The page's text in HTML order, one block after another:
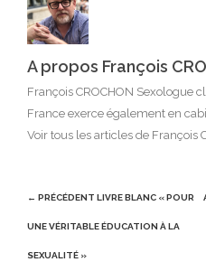
A propos François
François CROCHON Sexologue
France exerce également en
Voir tous les articles de François
Post
navigation
← PRÉCÉDENT LIVRE BLANC « POUR
UNE VÉRITABLE ÉDUCATION À LA
SEXUALITÉ »